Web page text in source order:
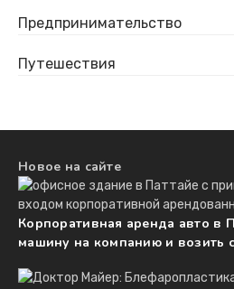
Предпринимательство
Путешествия
Новое на сайте
Корпоративная аренда авто в
машину на компанию и возить